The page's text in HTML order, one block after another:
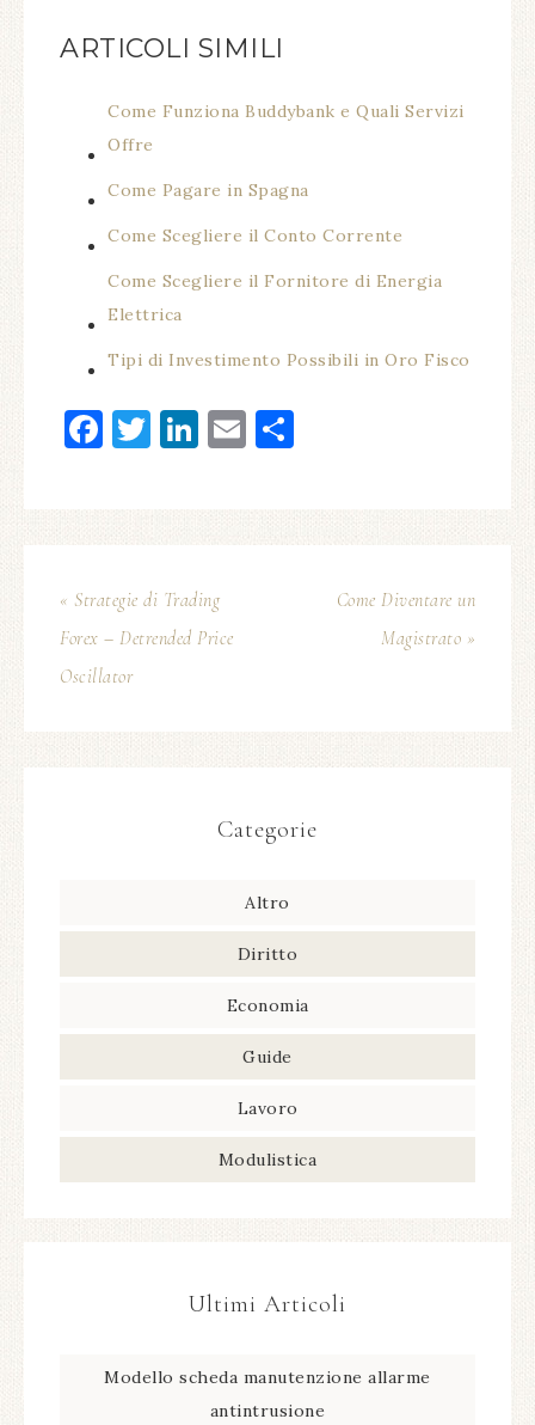
ARTICOLI SIMILI
Come Funziona Buddybank e Quali Servizi
Offre
Come Pagare in Spagna
Come Scegliere il Conto Corrente
Come Scegliere il Fornitore di Energia
Elettrica
Tipi di Investimento Possibili in Oro Fisco
Facebook
Twitter
LinkedIn
Email
« Strategie di Trading
Forex – Detrended Price
Oscillator
Come Diventare un
Magistrato »
Categorie
Altro
Diritto
Economia
Guide
Lavoro
Modulistica
Ultimi Articoli
Modello scheda manutenzione allarme
antintrusione​